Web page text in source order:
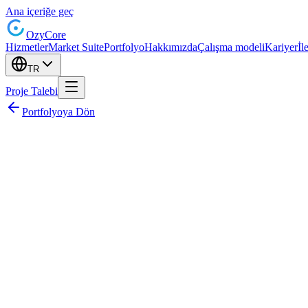
Ana içeriğe geç
OzyCore
HizmetlerMarket SuitePortfolyoHakkımızdaÇalışma modeliKariyer
TR
Proje Talebi
Portfolyoya Dön